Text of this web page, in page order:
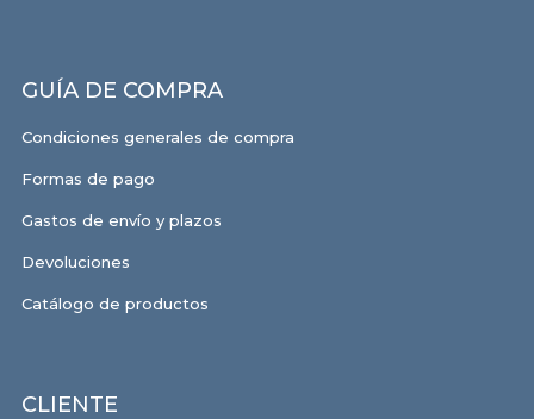
GUÍA DE COMPRA
Condiciones generales de compra
Formas de pago
Gastos de envío y plazos
Devoluciones
Catálogo de productos
CLIENTE